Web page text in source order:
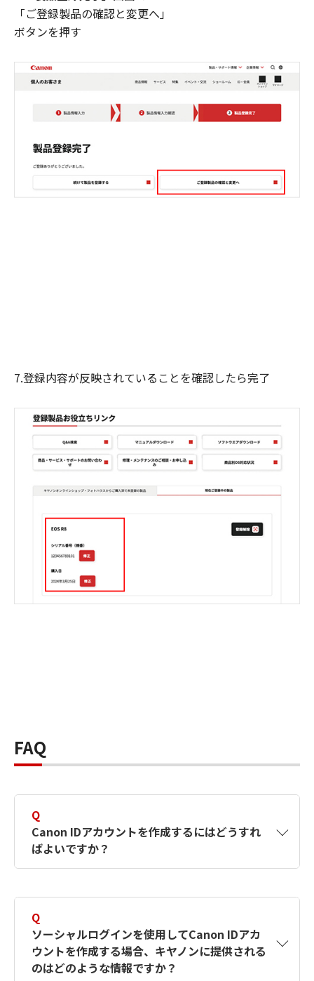
「ご登録製品の確認と変更へ」
ボタンを押す
7.登録内容が反映されていることを確認したら完了
FAQ
Q
Canon IDアカウントを作成するにはどうすれ
ばよいですか？
す。詳しい作成方法は【カメラ】Canon IDとは
何ですか？Canon IDの作成方法は？をご確認く
ださい。
Q
ソーシャルログインを使用してCanon IDアカ
ウントを作成する場合、キヤノンに提供される
のはどのような情報ですか？